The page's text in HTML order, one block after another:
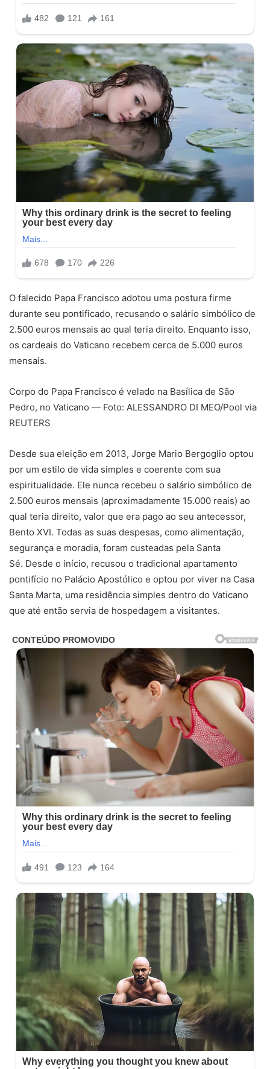
O falecido Papa Francisco adotou uma postura firme
durante seu pontificado, recusando o salário simbólico de
2.500 euros mensais ao qual teria direito. Enquanto isso,
os cardeais do Vaticano recebem cerca de 5.000 euros
mensais.
Corpo do Papa Francisco é velado na Basílica de São
Pedro, no Vaticano — Foto: ALESSANDRO DI MEO/Pool via
REUTERS
Desde sua eleição em 2013, Jorge Mario Bergoglio optou
por um estilo de vida simples e coerente com sua
espiritualidade. Ele nunca recebeu o salário simbólico de
2.500 euros mensais (aproximadamente 15.000 reais) ao
qual teria direito, valor que era pago ao seu antecessor,
Bento XVI. Todas as suas despesas, como alimentação,
segurança e moradia, foram custeadas pela Santa
Sé. Desde o início, recusou o tradicional apartamento
pontifício no Palácio Apostólico e optou por viver na Casa
Santa Marta, uma residência simples dentro do Vaticano
que até então servia de hospedagem a visitantes.